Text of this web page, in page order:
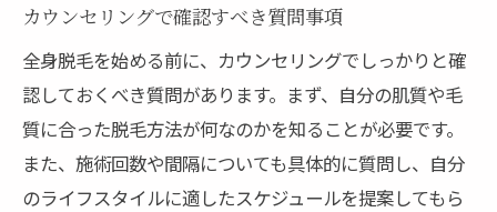
カウンセリングで確認すべき質問事項
全身脱毛を始める前に、カウンセリングでしっかりと確
認しておくべき質問があります。まず、自分の肌質や毛
質に合った脱毛方法が何なのかを知ることが必要です。
また、施術回数や間隔についても具体的に質問し、自分
のライフスタイルに適したスケジュールを提案してもら